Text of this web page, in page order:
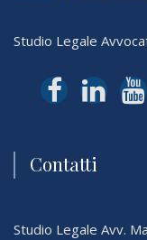
Studio Legale
Contatti
Studio Legale Avv.